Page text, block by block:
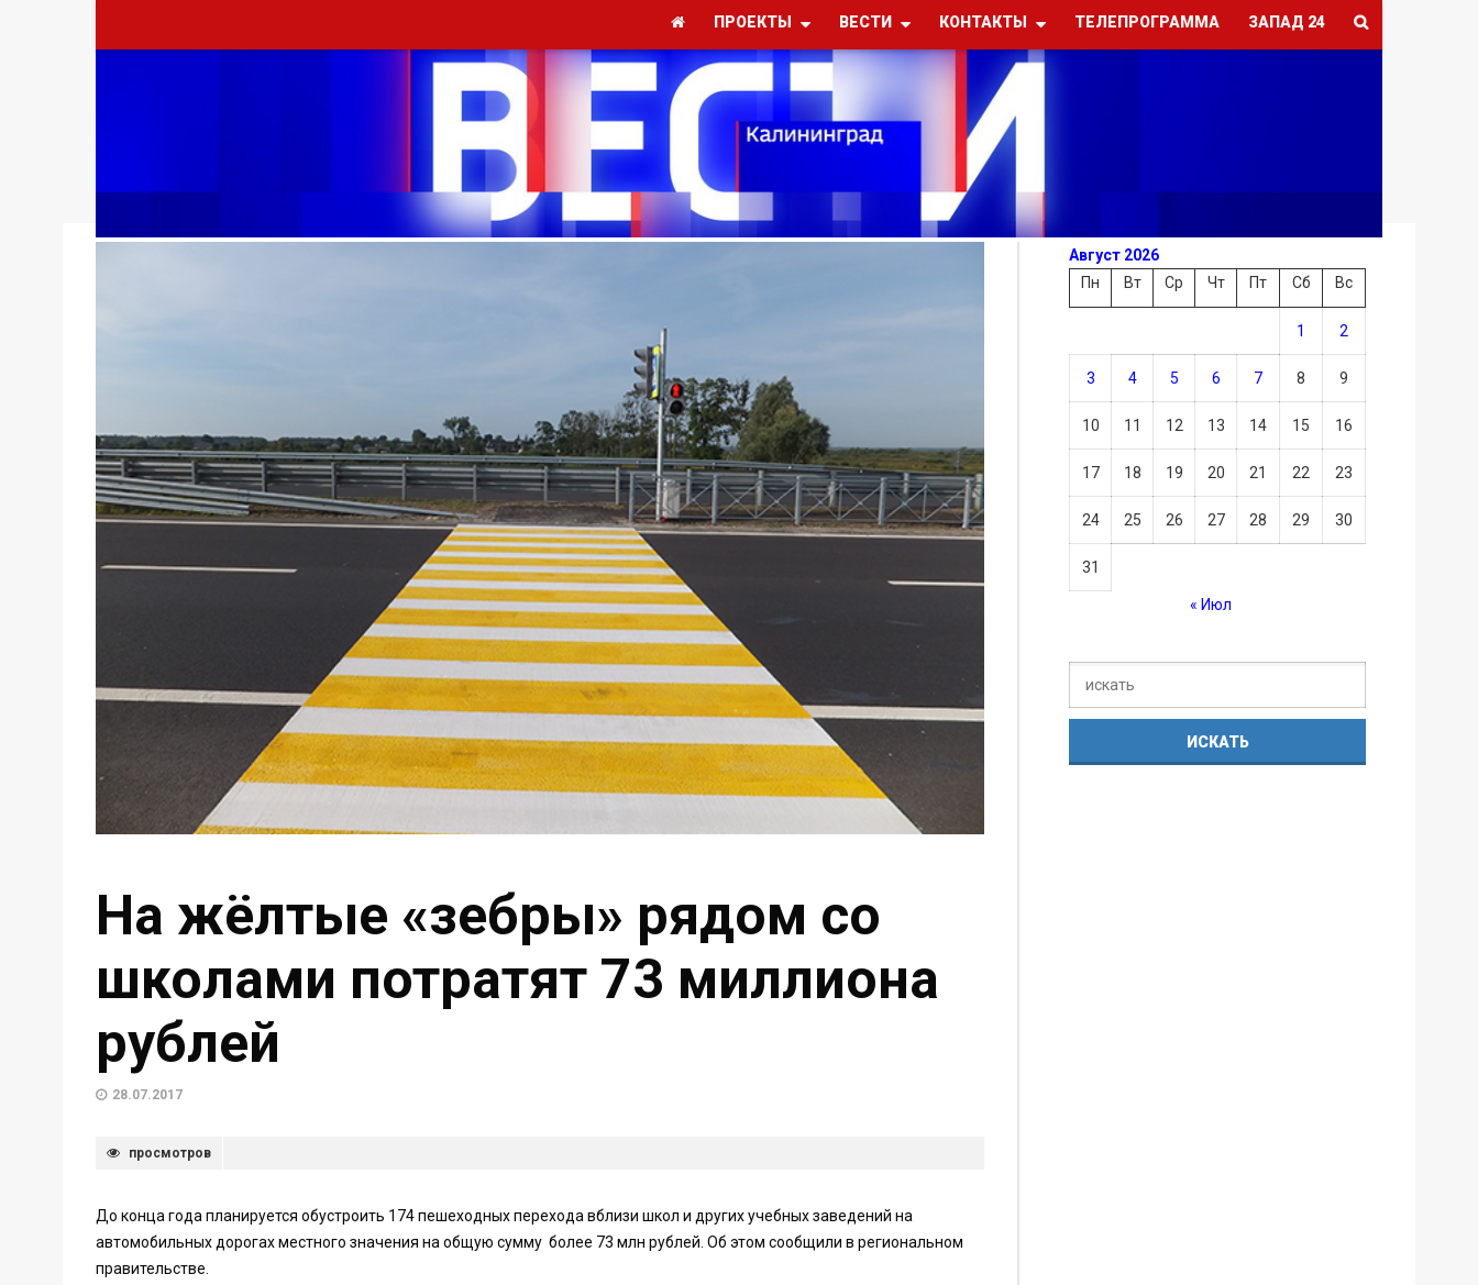
ПРОЕКТЫ ВЕСТИ КОНТАКТЫ ТЕЛЕПРОГРАММА ЗАПАД 24
На жёлтые «зебры» рядом со
школами потратят 73 миллиона
рублей
28.07.2017
просмотров
До конца года планируется обустроить 174 пешеходных перехода вблизи школ и других учебных заведений на
автомобильных дорогах местного значения на общую сумму более 73 млн рублей. Об этом сообщили в региональном
правительстве.
Август 2026
Пн
Вт Ср Чт Пт Сб Вс
1 2
3 4 5 6 7 8 9
10 11 12 13 14 15 16
17 18 19 20 21 22 23
24 25 26 27 28 29 30
31
« Июл